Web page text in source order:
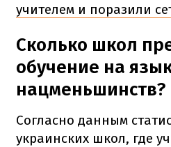
учителем и поразили
Сколько школ
обучение на
нацменьшинств?
Согласно данным
украинских школ, где